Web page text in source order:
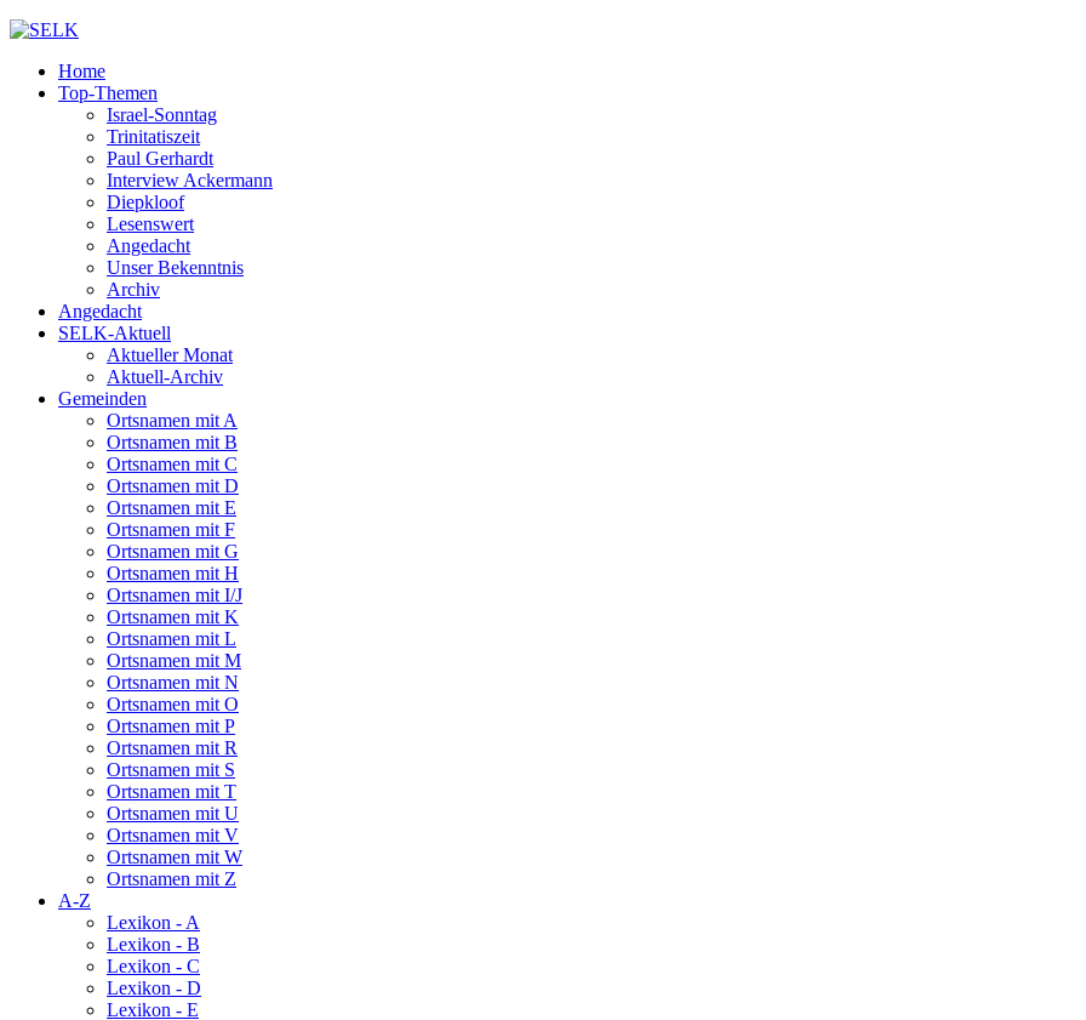
Home
Top-Themen
Israel-Sonntag
Trinitatiszeit
Paul Gerhardt
Interview Ackermann
Diepkloof
Lesenswert
Angedacht
Unser Bekenntnis
Archiv
Angedacht
SELK-Aktuell
Aktueller Monat
Aktuell-Archiv
Gemeinden
Ortsnamen mit A
Ortsnamen mit B
Ortsnamen mit C
Ortsnamen mit D
Ortsnamen mit E
Ortsnamen mit F
Ortsnamen mit G
Ortsnamen mit H
Ortsnamen mit I/J
Ortsnamen mit K
Ortsnamen mit L
Ortsnamen mit M
Ortsnamen mit N
Ortsnamen mit O
Ortsnamen mit P
Ortsnamen mit R
Ortsnamen mit S
Ortsnamen mit T
Ortsnamen mit U
Ortsnamen mit V
Ortsnamen mit W
Ortsnamen mit Z
A-Z
Lexikon - A
Lexikon - B
Lexikon - C
Lexikon - D
Lexikon - E